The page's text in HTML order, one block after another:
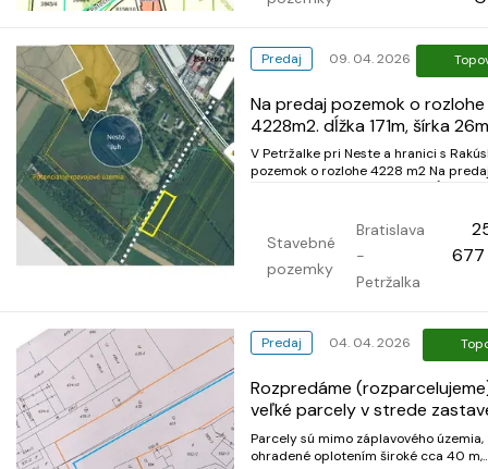
Predaj 09. 04. 2026
Na predaj pozemok o rozlohe
4228m2. dĺžka 171m, šírka 26m
V Petržalke pri Neste a hranici s
pozemok o rozlohe 4228 m2 Na predaj
parciel :3995m2, 115m2 a 118m2. V
prípustné umiestňovať v
rozsahu najmä. - bývan...
Stavebné
pozemky
Bratislava
-
Petržalka
Predaj 04. 04. 2026
Rozpredáme
veľké parcely v strede
obce Mojmírovce s plnou
vybavenosťou.
Parcely sú mimo záplavového územia,
ohradené oplotením široké cca 40 m,